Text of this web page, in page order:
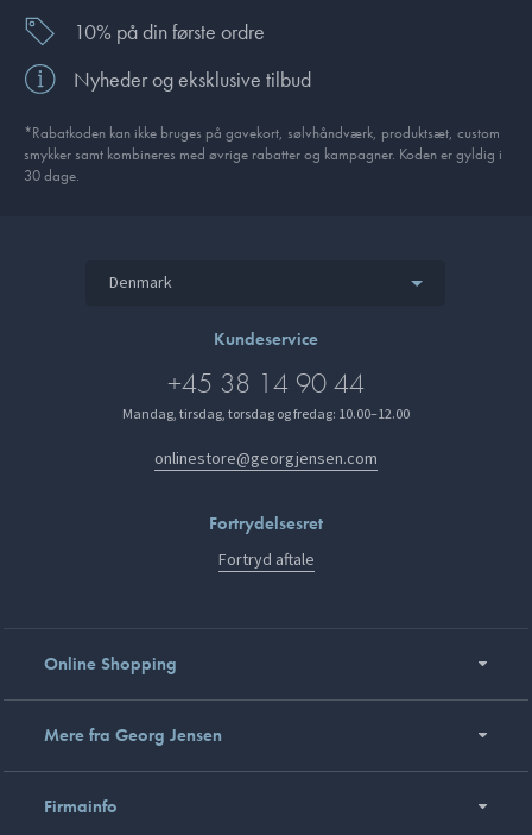
10% på din første ordre
Nyheder og eksklusive tilbud
*Rabatkoden kan ikke bruges på gavekort, sølvhåndværk, produktsæt, custom
smykker samt kombineres med øvrige rabatter og kampagner. Koden er gyldig i
30 dage.
Denmark
Kundeservice
+45 38 14 90 44
Mandag, tirsdag, torsdag og fredag: 10.00–12.00
onlinestore@georgjensen.com
Fortrydelsesret
Fortryd aftale
Online Shopping
Mere fra Georg Jensen
Firmainfo